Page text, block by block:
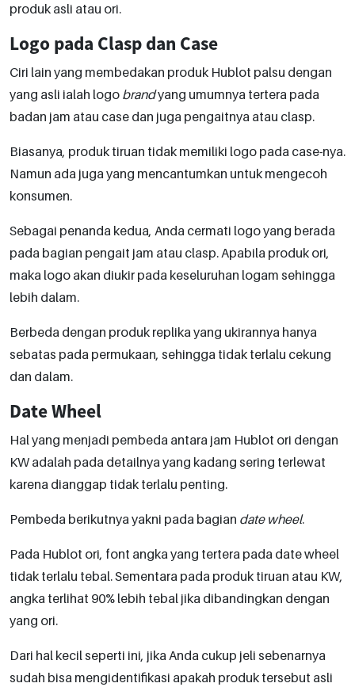
produk asli atau ori.
Logo pada Clasp dan Case
Ciri lain yang membedakan produk Hublot palsu dengan
yang asli ialah logo brandyang umumnya tertera pada
badan jam atau case dan juga pengaitnya atau clasp.
Biasanya, produk tiruan tidak memiliki logo pada case-nya.
Namun ada juga yang mencantumkan untuk mengecoh
konsumen.
Sebagai penanda kedua, Anda cermati logo yang berada
pada bagian pengait jam atau clasp. Apabila produk ori,
maka logo akan diukir pada keseluruhan logam sehingga
lebih dalam.
Berbeda dengan produk replika yang ukirannya hanya
sebatas pada permukaan, sehingga tidak terlalu cekung
dan dalam.
Date Wheel
Hal yang menjadi pembeda antara jam Hublot ori dengan
KW adalah pada detailnya yang kadang sering terlewat
karena dianggap tidak terlalu penting.
Pembeda berikutnya yakni pada bagian date wheel.
Pada Hublot ori, font angka yang tertera pada date wheel
tidak terlalu tebal. Sementara pada produk tiruan atau KW,
angka terlihat 90% lebih tebal jika dibandingkan dengan
yang ori.
Dari hal kecil seperti ini, jika Anda cukup jeli sebenarnya
sudah bisa mengidentifikasi apakah produk tersebut asli